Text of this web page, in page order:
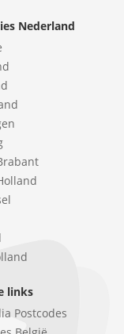
Nederland
links
Postcodes